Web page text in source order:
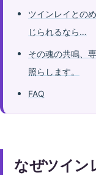
ツインレイとの
じられるなら…
その魂の共鳴、
照らします。
FAQ
なぜツイン